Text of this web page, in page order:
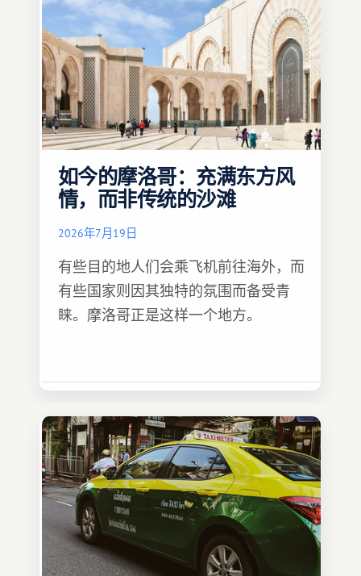
如今的摩洛哥：充满东方风
情，而非传统的沙滩
2026年7月19日
有些目的地人们会乘飞机前往海外，而
有些国家则因其独特的氛围而备受青
睐。摩洛哥正是这样一个地方。